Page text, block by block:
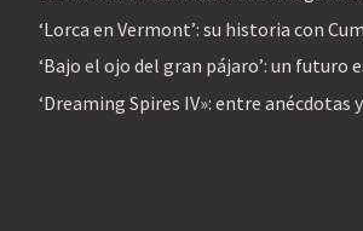
‘Lorca en Vermont’: su historia con
‘Bajo el ojo del gran pájaro’: un futuro
‘Dreaming Spires IV»: entre anécdotas